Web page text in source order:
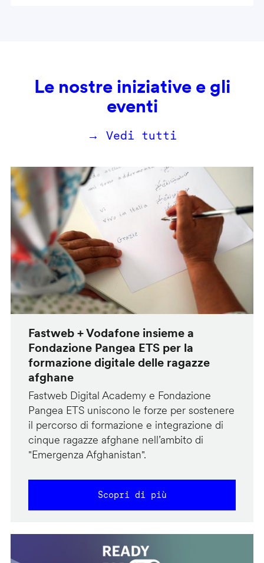
Le nostre iniziative e gli
eventi
→ Vedi tutti
Fastweb + Vodafone insieme a
Fondazione Pangea ETS per la
formazione digitale delle ragazze
afghane
Fastweb Digital Academy e Fondazione
Pangea ETS uniscono le forze per sostenere
il percorso di formazione e integrazione di
cinque ragazze afghane nell’ambito di
"Emergenza Afghanistan".
Scopri di più